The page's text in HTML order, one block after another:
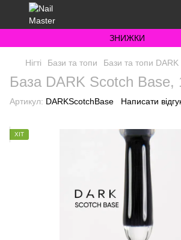
ЗНИЖКИ
Нігті Бази та топи Бази та топи DARK
База DARK Scotch Base,
Артикул: DARKScotchBase Написати
ХІТ